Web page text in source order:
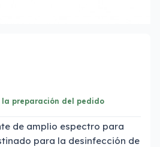
la preparación del pedido
de amplio espectro para
para la desinfección de